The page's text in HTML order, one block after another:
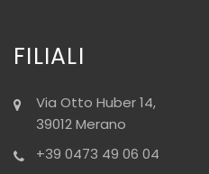
FILIALI
Via Otto Huber 14,
39012 Merano
+39 0473 49 06 04